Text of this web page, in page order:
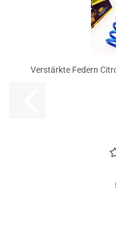
Verstärkte Federn